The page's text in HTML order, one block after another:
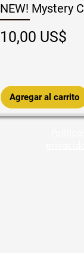
NEW! Mystery
Precio
10,00 US$
Agregar al carrito